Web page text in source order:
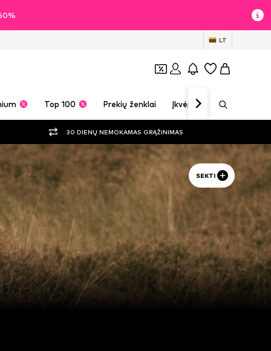
LT
Top 100 Prekių ženklai Įkvėpimas
30 DIENŲ NEMOKAMAS GRĄŽINIMAS
SEKTI